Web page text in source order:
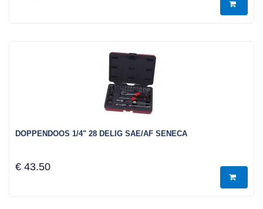
DOPPENDOOS 1/4" 28 DELIG SAE/AF SENECA
€ 43.50